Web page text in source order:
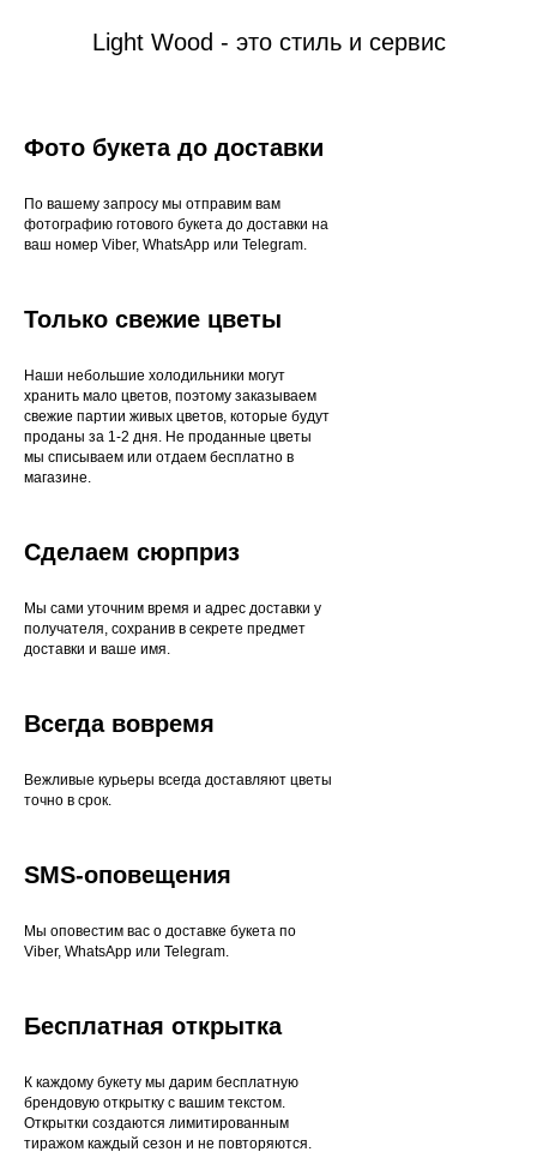
Light Wood - это стиль и сервис
Фото букета до доставки
По вашему запросу мы отправим вам
фотографию готового букета до доставки на
ваш номер Viber, WhatsApp или Telegram.
Только свежие цветы
Наши небольшие холодильники могут
хранить мало цветов, поэтому заказываем
свежие партии живых цветов, которые будут
проданы за 1-2 дня. Не проданные цветы
мы списываем или отдаем бесплатно в
магазине.
Сделаем сюрприз
Мы сами уточним время и адрес доставки у
получателя, сохранив в секрете предмет
доставки и ваше имя.
Всегда вовремя
Вежливые курьеры всегда доставляют цветы
точно в срок.
SMS-оповещения
Мы оповестим вас о доставке букета по
Viber, WhatsApp или Telegram.
Бесплатная открытка
К каждому букету мы дарим бесплатную
брендовую открытку с вашим текстом.
Открытки создаются лимитированным
тиражом каждый сезон и не повторяются.